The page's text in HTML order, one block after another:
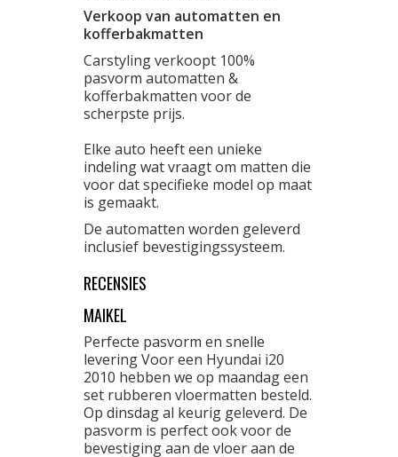
Verkoop van automatten en
kofferbakmatten
Carstyling verkoopt 100%
pasvorm automatten &
kofferbakmatten voor de
scherpste prijs.
Elke auto heeft een unieke
indeling wat vraagt om matten die
voor dat specifieke model op maat
is gemaakt.
De automatten worden geleverd
inclusief bevestigingssysteem.
RECENSIES
MAIKEL
Perfecte pasvorm en snelle
levering Voor een Hyundai i20
2010 hebben we op maandag een
set rubberen vloermatten besteld.
Op dinsdag al keurig geleverd. De
pasvorm is perfect ook voor de
bevestiging aan de vloer aan de